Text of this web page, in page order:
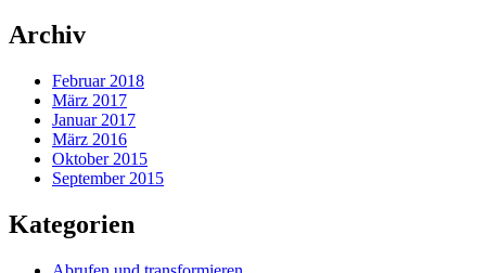
Archiv
Februar 2018
März 2017
Januar 2017
März 2016
Oktober 2015
September 2015
Kategorien